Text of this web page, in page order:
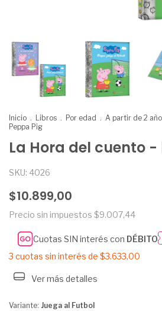
Inicio . Libros . Por edad . A partir de 2
Peppa Pig
La Hora del cuento -
SKU: 4026
$10.899,00
Precio sin impuestos $9.007,44
Cuotas SIN interés con DÉBITO
3 cuotas sin interés de $3.633,00
Ver más detalles
Variante: Juega al Futbol